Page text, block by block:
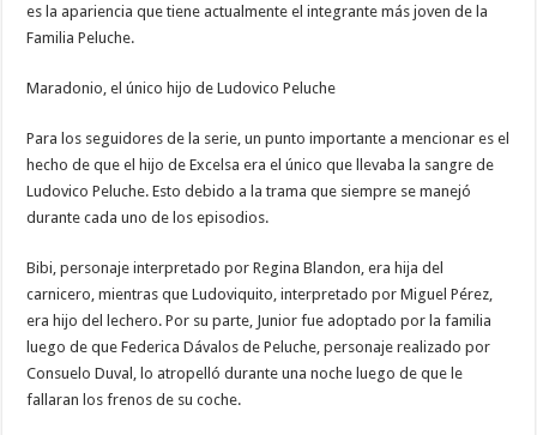
es la apariencia que tiene actualmente el integrante más joven de la
Familia Peluche.
Maradonio, el único hijo de Ludovico Peluche
Para los seguidores de la serie, un punto importante a mencionar es el
hecho de que el hijo de Excelsa era el único que llevaba la sangre de
Ludovico Peluche. Esto debido a la trama que siempre se manejó
durante cada uno de los episodios.
Bibi, personaje interpretado por Regina Blandon, era hija del
carnicero, mientras que Ludoviquito, interpretado por Miguel Pérez,
era hijo del lechero. Por su parte, Junior fue adoptado por la familia
luego de que Federica Dávalos de Peluche, personaje realizado por
Consuelo Duval, lo atropelló durante una noche luego de que le
fallaran los frenos de su coche.